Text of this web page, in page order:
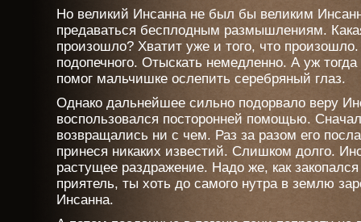
Но великий Инсанна не был бы великим
предаваться бесплодным размышлениям.
произошло? Хватит уже и того, что
подопечного. Отыскать немедленно. А уж
помог мальчишке ослепить серебряный глаз.
Однако дальнейшее сильно подорвало веру
воспользовался посторонней помощью.
возвращались ни с чем. Раз за разом его
принеся никаких известий. Слишком долго.
растущее раздражение. Надо же, как
приятель, ты хоть до самого нутра в землю
Инсанна.